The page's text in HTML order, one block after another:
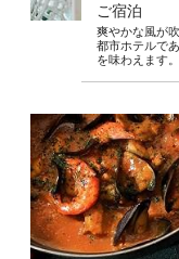
ご宿泊
爽やかな風が
都市ホテルで
を味わえます。